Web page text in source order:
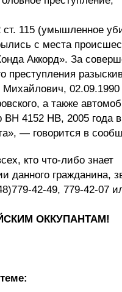
ст. 115 (умышленное
с места
Аккорд». За
преступления
Михайлович, 02.09.1990
а также
ВН 4152 НВ, 2005 года
— говорится в
кто что-либо знает
данного гражданина,
42-49, 779-42-07
ОККУПАНТАМ!